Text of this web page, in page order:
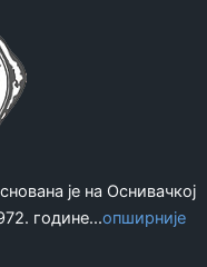
је на Оснивачкој
године...опширније